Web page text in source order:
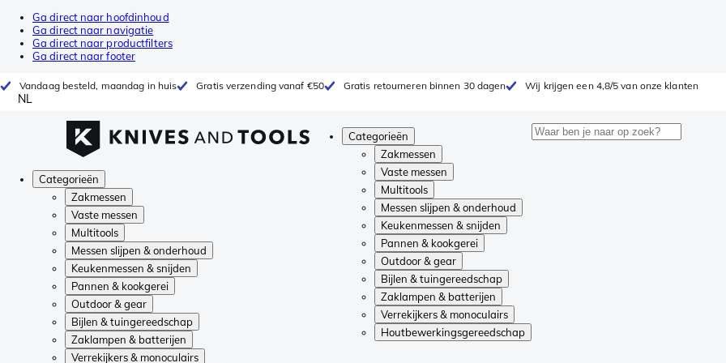
Ga direct naar hoofdinhoud
Ga direct naar navigatie
Ga direct naar productfilters
Ga direct naar footer
Vandaag besteld, maandag in huis Gratis verzending vanaf €50 Gratis retourneren binnen 30 dagen Wij krijgen een 4,8/5 van onze klanten
NL
Categorieën
Zakmessen
Vaste messen
Multitools
Messen slijpen & onderhoud
Keukenmessen & snijden
Pannen & kookgerei
Outdoor & gear
Bijlen & tuingereedschap
Zaklampen & batterijen
Verrekijkers & monoculairs
Houtbewerkingsgereedschap
Categorieën
Zakmessen
Vaste messen
Multitools
Messen slijpen & onderhoud
Keukenmessen & snijden
Pannen & kookgerei
Outdoor & gear
Bijlen & tuingereedschap
Zaklampen & batterijen
Verrekijkers & monoculairs